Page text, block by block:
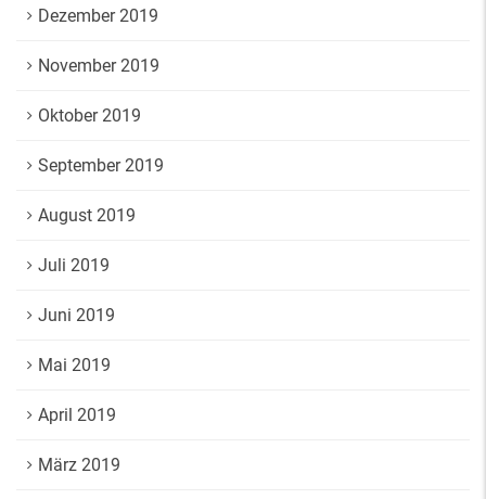
Dezember 2019
November 2019
Oktober 2019
September 2019
August 2019
Juli 2019
Juni 2019
Mai 2019
April 2019
März 2019